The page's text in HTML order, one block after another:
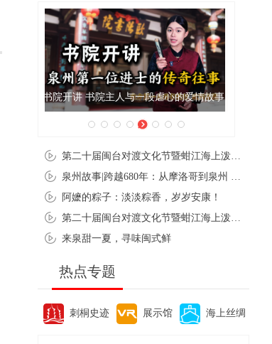
泉州肉粽亮相央视《新闻联播》
阿嬷的粽子：淡淡粽香，岁岁安康！
来泉甜一夏，寻味闽式鲜
热点专题
刺桐史迹 展示馆 海上丝绸